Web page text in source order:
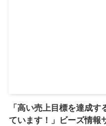
「高い売上目標を達成
ています！」ビーズ情報